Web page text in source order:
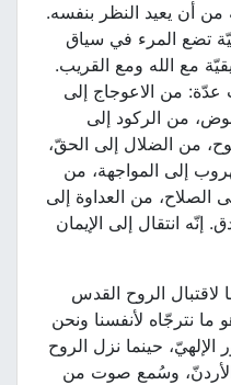
أن يعيد النظر بنفسه.
تضع المرء في سياق
مع الله ومع القريب.
من الاعوجاج إلى
من الركود إلى
من الضلال إلى الحقّ،
إلى المواجهة، من
من العداوة إلى
انتقال إلى الإيمان
الروح القدس
نترجّاه لأنفسنا ونحن
حينما نزل الروح
وسُمع صوت من